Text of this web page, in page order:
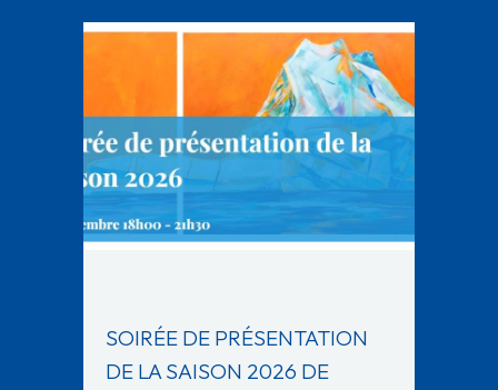
SOIRÉE DE PRÉSENTATION
DE LA SAISON 2026 DE